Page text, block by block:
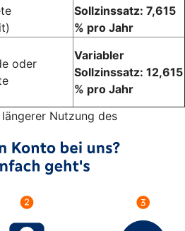
Sollzinssatz: 7,615
% pro Jahr
oder
Variabler
Sollzinssatz: 12,615
% pro Jahr
Nutzung des